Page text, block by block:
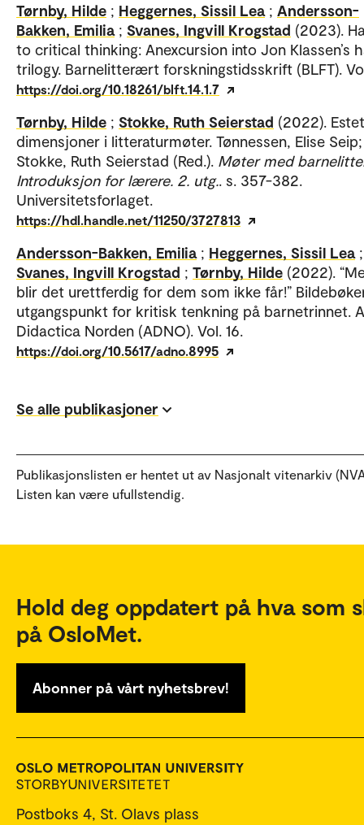
Tørnby, Hilde ; Heggernes, Sissil Lea ; Andersson-
Bakken, Emilia ; Svanes, Ingvill Krogstad (2023).
to critical thinking: Anexcursion into Jon Klassen’s
trilogy. Barnelitterært forskningstidsskrift (BLFT).
https://doi.org/10.18261/blft.14.1.7
Tørnby, Hilde ; Stokke, Ruth Seierstad (2022).
dimensjoner i litteraturmøter. Tønnessen, Elise Seip;
Stokke, Ruth Seierstad (Red.). Møter med
Introduksjon for lærere. 2. utg.. s. 357-382.
Universitetsforlaget.
https://hdl.handle.net/11250/3727813
Andersson-Bakken, Emilia ; Heggernes, Sissil Lea ;
Svanes, Ingvill Krogstad ; Tørnby, Hilde (2022).
blir det urettferdig for dem som ikke får!”
utgangspunkt for kritisk tenkning på barnetrinnet.
Didactica Norden (ADNO). Vol. 16.
https://doi.org/10.5617/adno.8995
Se alle publikasjoner
Publikasjonslisten er hentet ut av Nasjonalt vitenarkiv
Listen kan være ufullstendig.
Hold deg oppdatert på hva som
på OsloMet.
Abonner på vårt nyhetsbrev!
Postboks 4, St. Olavs plass